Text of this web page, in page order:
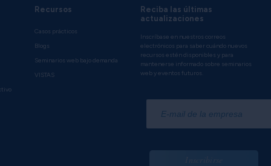
Recursos
Casos prácticos
Blogs
Seminarios web bajo demanda
VISTAS
Reciba las últimas
actualizaciones
Inscríbase en nuestros correos
electrónicos para saber cuándo nuevos
recursos estén disponibles y para
mantenerse informado sobre seminarios
web y eventos futuros.
Inscribirse